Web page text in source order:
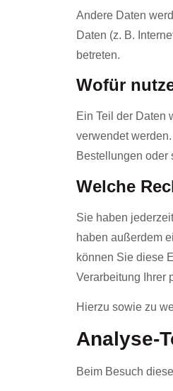
Andere Daten
Daten (z. B.
betreten.
Wofür
Ein Teil der Daten
verwendet
Bestellungen oder
Welche
Sie haben
haben außerdem
können Sie diese
Verarbeitung Ihrer
Hierzu sowie zu
Analyse-
Beim Besuch